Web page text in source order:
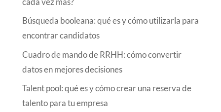
Búsqueda booleana: qué es y cómo utilizarla para
encontrar candidatos
Cuadro de mando de RRHH: cómo convertir
datos en mejores decisiones
Talent pool: qué es y cómo crear una reserva de
talento para tu empresa